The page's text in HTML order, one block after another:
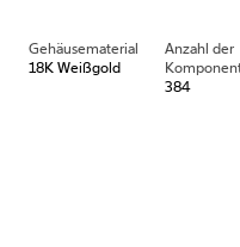
Gehäusematerial
18K Weißgold
Anzahl der
384